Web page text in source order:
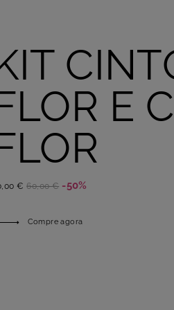
E
€ 60,00 € -50%
Compre agora